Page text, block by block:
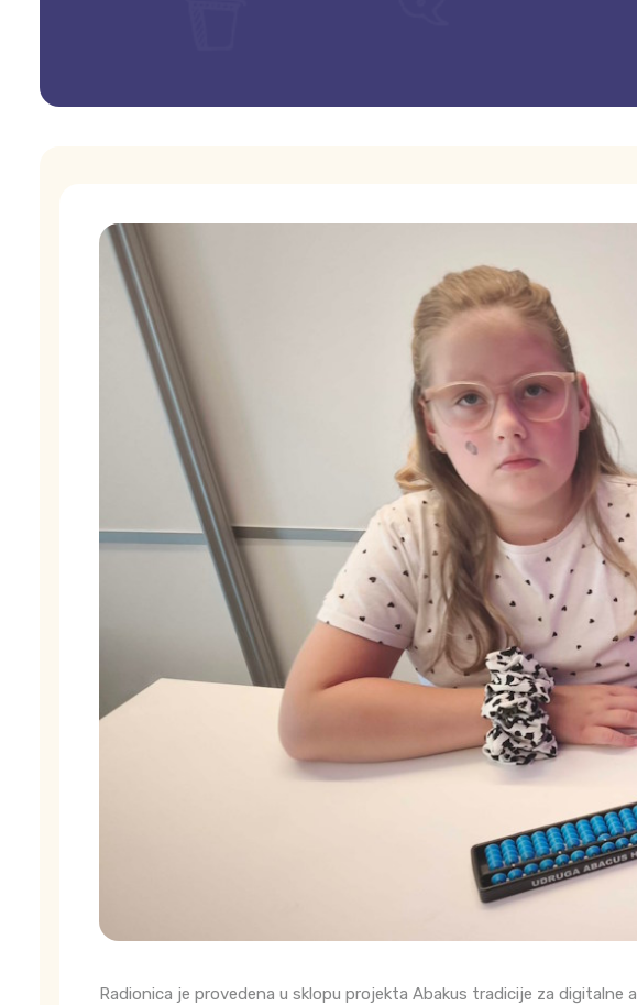
Radionica je provedena u sklopu projekta Abakus tradicije za digitalne